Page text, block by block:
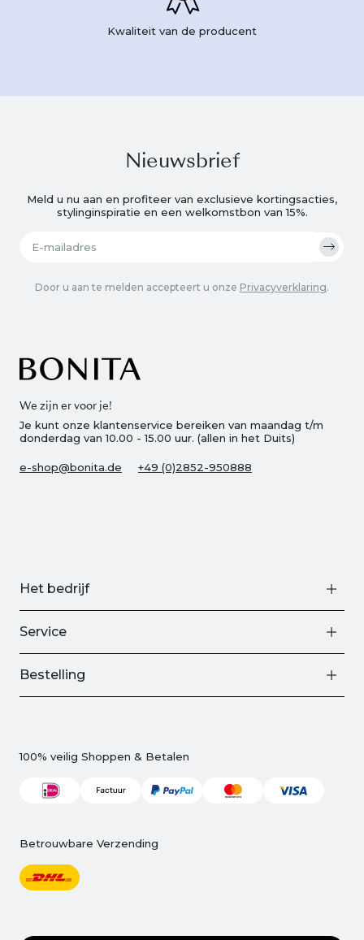
Kwaliteit van de producent
We zijn er voor je!
Je kunt onze klantenservice bereiken van maandag t/m
donderdag van 10.00 - 15.00 uur. (allen in het Duits)
e-shop@bonita.de +49 (0)2852-950888
Nieuwsbrief
Meld u nu aan en profiteer van exclusieve kortingsacties,
stylinginspiratie en een welkomstbon van 15%.
Door u aan te melden accepteert u onze Privacyverklaring.
Het bedrijf
Service
Bestelling
100% veilig Shoppen & Betalen
Betrouwbare Verzending